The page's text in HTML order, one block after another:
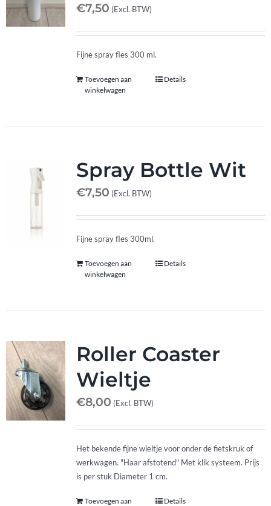
€7,50 (Excl. BTW)
Fijne spray fles 300 ml.
Toevoegen aan
winkelwagen
Details
Spray Bottle Wit
€7,50 (Excl. BTW)
Fijne spray fles 300ml.
Toevoegen aan
winkelwagen
Details
Roller Coaster
Wieltje
€8,00 (Excl. BTW)
Het bekende fijne wieltje voor onder de fietskruk of
werkwagen. "Haar afstotend" Met klik systeem. Prijs
is per stuk Diameter 1 cm.
Toevoegen aan
Details